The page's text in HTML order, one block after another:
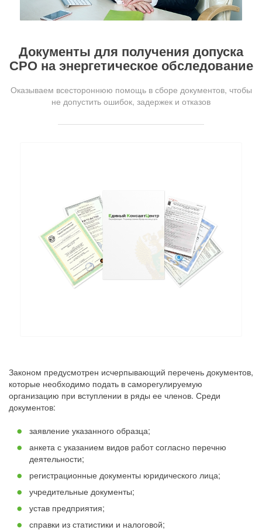
Документы для получения допуска
СРО на энергетическое обследование
Оказываем всестороннюю помощь в сборе документов, чтобы
не допустить ошибок, задержек и отказов
Законом предусмотрен исчерпывающий перечень документов,
которые необходимо подать в саморегулируемую
организацию при вступлении в ряды ее членов. Среди
документов:
заявление указанного образца;
анкета с указанием видов работ согласно перечню
деятельности;
регистрационные документы юридического лица;
учредительные документы;
устав предприятия;
справки из статистики и налоговой;